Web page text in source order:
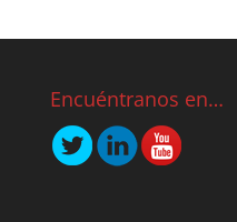
Encuéntranos en…